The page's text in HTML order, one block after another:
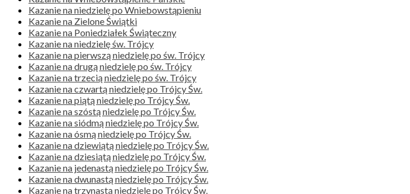
Kazanie na niedzielę po Wniebowstąpieniu
Kazanie na Zielone Świątki
Kazanie na Poniedziałek Świąteczny
Kazanie na niedzielę św. Trójcy
Kazanie na pierwszą niedzielę po św. Trójcy
Kazanie na drugą niedzielę po św. Trójcy
Kazanie na trzecią niedzielę po św. Trójcy
Kazanie na czwartą niedzielę po Trójcy Św.
Kazanie na piątą niedzielę po Trójcy Św.
Kazanie na szóstą niedzielę po Trójcy Św.
Kazanie na siódmą niedzielę po Trójcy Św.
Kazanie na ósmą niedzielę po Trójcy Św.
Kazanie na dziewiątą niedzielę po Trójcy Św.
Kazanie na dziesiątą niedzielę po Trójcy Św.
Kazanie na jedenastą niedzielę po Trójcy Św.
Kazanie na dwunastą niedzielę po Trójcy Św.
Kazanie na trzynastą niedzielę po Trójcy Św.